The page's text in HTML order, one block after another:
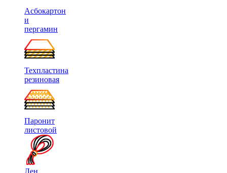
Асбокартон
и
пергамин
Техпластина
резиновая
Паронит
листовой
Лен